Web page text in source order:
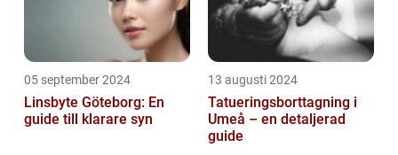
05 september 2024
Linsbyte Göteborg: En
guide till klarare syn
13 augusti 2024
Tatueringsborttagning i
Umeå – en detaljerad
guide